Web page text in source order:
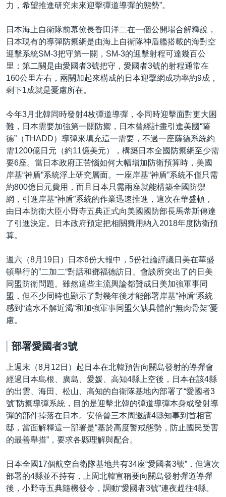
力，希望推進研究未來迎擊彈道導彈的態勢”。
日本海上自衛隊前幕僚長香田洋二在一個公開場合解釋說，
日本現有的導彈防禦網是由海上自衛隊神盾艦搭載的海對空
迎擊系統SM-3把守第一關，SM-3的迎擊射程可達幾百公
里；第二關是由愛國者3號把守，愛國者3號的射程通常在
160公里左右，兩關加起來構成的日本迎擊網成功率約9成，
剩下1成就是憂慮所在。
今年3月北韓同時發射4枚彈道導彈，令同時迎擊面對更大困
難，日本需要加強第一關防禦，日本曾經計畫引進美國“薩
德”（THADD）導彈來填充這一需要，不過一座薩德系統約
需1200億日元（約11億美元），構築日本全國防禦網至少需
要6座。當日本政府正苦惱如何大幅增加防衛預算時，美國
岸基“神盾”系統浮上研究層面。一座岸基“神盾”系統不僅只需
約800億日元費用，而且日本只需兩座就能構築全國防禦
網，引進岸基“神盾”系統的作業迅速推進，這次在華盛頓，
由日本防衛大臣小野寺五典正式向美國國防部長馬蒂斯傳達
了引進決定。日本政府預定把相關費用納入2018年度防衛預
算。
週六（8月19日）日本6份大報中，5份社論評議日美在華盛
頓舉行的”二加二“對話和鄧福德訪日、會談所突出了的日美
同盟防衛問題。雖然這些主流輿論都贊成日美加強軍事同
盟，但不少同時也顯示了對幾年後才能部署岸基”神盾“系統
感到“遠水不解近渴”和加強軍事同盟欠缺具體的“無肉骨架”憂
慮。
部署愛國者3號
上週末（8月12日）起日本在北韓預告向關島發射的導彈會
經過日本島根、廣島、愛媛、高知4縣上空後，日本在該4縣
的出雲、海田、松山、高知的自衛隊基地內部署了“愛國者3
號”防禦導彈系統，目的是迎擊北韓的彈道導彈本身或發射導
彈的部件掉落在日本。安倍晉三本周邀請4縣知事到首相官
邸，當面解釋這一部署是“基於高度警戒態勢，防止國民受害
的最善舉措”，要求各縣理解與配合。
日本全國17個航空自衛隊基地共有34座“愛國者3號”，但這次
部署的4縣並不持有，上周北韓宣稱要向關島發射彈道導彈
後，小野寺五典隨機發令，調動“愛國者3號”連夜趕往4縣。